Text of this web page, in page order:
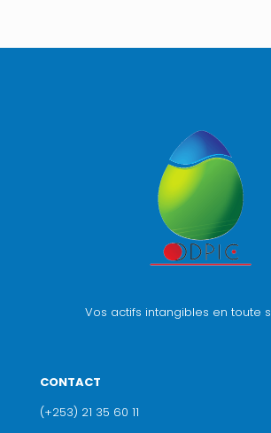
Vos actifs intangibles en toute
CONTACT
(+253) 21 35 60 11